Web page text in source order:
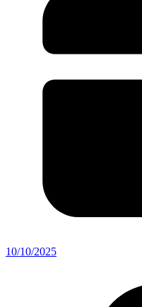
10/10/2025